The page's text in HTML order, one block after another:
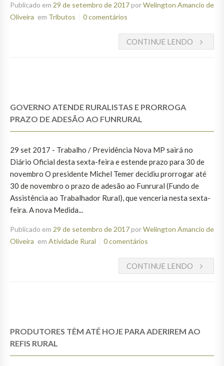
Publicado em 29 de setembro de 2017porWelington Amancio de
Oliveira em Tributos 0 comentários
CONTINUE LENDO
GOVERNO ATENDE RURALISTAS E PRORROGA
PRAZO DE ADESÃO AO FUNRURAL
29 set 2017 - Trabalho / Previdência Nova MP sairá no
Diário Oficial desta sexta-feira e estende prazo para 30 de
novembro O presidente Michel Temer decidiu prorrogar até
30 de novembro o prazo de adesão ao Funrural (Fundo de
Assistência ao Trabalhador Rural), que venceria nesta sexta-
feira. A nova Medida...
Publicado em 29 de setembro de 2017porWelington Amancio de
Oliveira em Atividade Rural 0 comentários
CONTINUE LENDO
PRODUTORES TÊM ATÉ HOJE PARA ADERIREM AO
REFIS RURAL